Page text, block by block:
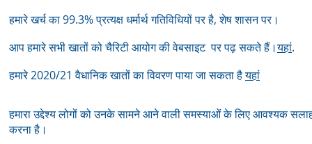
हमारे खर्च का 99.3% प्रत्यक्ष धर्मार्थ गतिविधियों पर है, शेष शासन पर।
आप हमारे सभी खातों को चैरिटी आयोग की वेबसाइट पर पढ़ सकते हैं।यहां.
हमारे 2020/21 वैधानिक खातों का विवरण पाया जा सकता हैयहां
हमारा उद्देश्य लोगों को उनके सामने आने वाली समस्याओं के लिए आवश्यक
करना है।